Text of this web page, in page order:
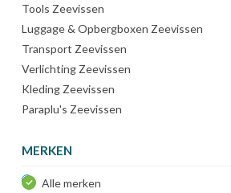
Tools Zeevissen
Luggage & Opbergboxen Zeevissen
Transport Zeevissen
Verlichting Zeevissen
Kleding Zeevissen
Paraplu's Zeevissen
MERKEN
Alle merken